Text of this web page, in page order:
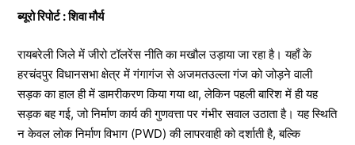
ब्यूरो रिपोर्ट : शिवा मौर्य
रायबरेली जिले में जीरो टॉलरेंस नीति का मखौल उड़ाया जा रहा है। यहाँ के
हरचंदपुर विधानसभा क्षेत्र में गंगागंज से अजमतउल्ला गंज को जोड़ने वाली
सड़क का हाल ही में डामरीकरण किया गया था, लेकिन पहली बारिश में ही यह
सड़क बह गई, जो निर्माण कार्य की गुणवत्ता पर गंभीर सवाल उठाता है। यह स्थिति
न केवल लोक निर्माण विभाग (PWD) की लापरवाही को दर्शाती है, बल्कि